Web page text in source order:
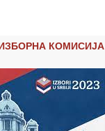
КОМИСИЈА